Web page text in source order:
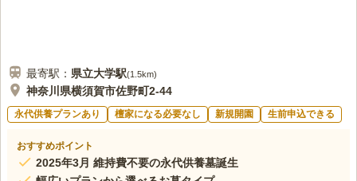
最寄駅： 県立大学駅(1.5km)
神奈川県横須賀市佐野町2-44
永代供養プランあり 檀家になる必要なし 新規開園 生前申込できる
おすすめポイント
2025年3月 維持費不要の永代供養墓誕生